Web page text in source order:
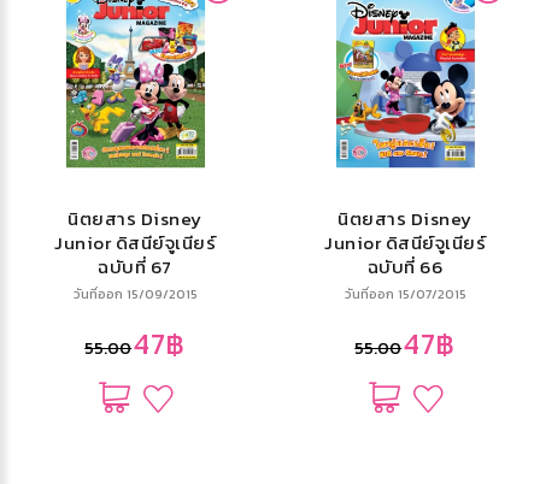
นิตยสาร Disney
Junior ดิสนีย์จูเนียร์
ฉบับที่ 67
วันที่ออก 15/09/2015
55.0047฿
นิตยสาร Disney
Junior ดิสนีย์จูเนียร์
ฉบับที่ 66
วันที่ออก 15/07/2015
55.0047฿